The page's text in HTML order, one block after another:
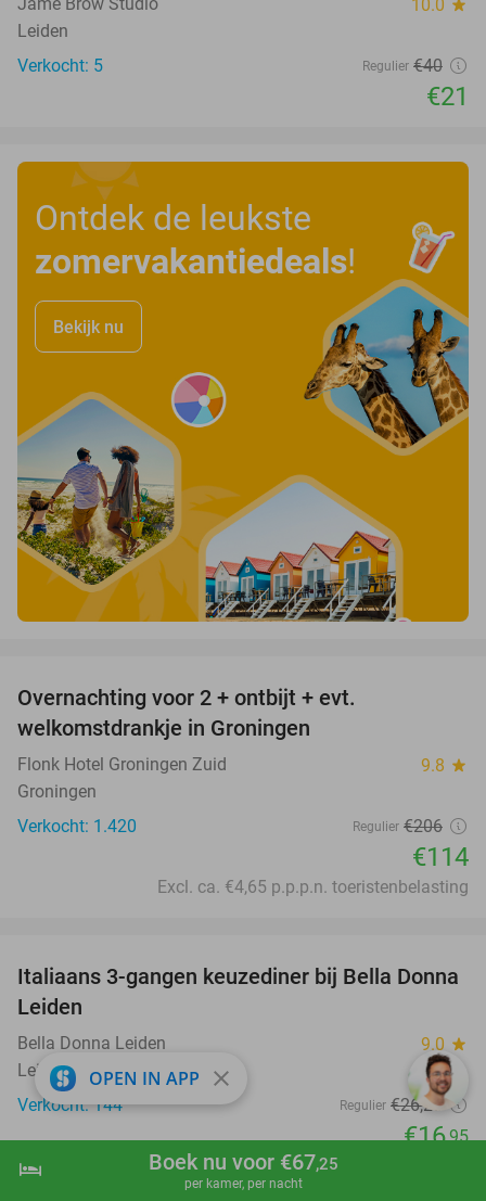
shopping_cart Boek nu
hotel Boek nu voor €67,25
per kamer, per nacht
10.0 star
Leiden
Verkocht: 5
Regulier €40
€21
Ontdek de leukste
zomervakantiedeals!
Bekijk nu
Overnachting voor 2 + ontbijt + evt.
welkomstdrankje in Groningen
Flonk Hotel Groningen Zuid 9.8 star
Groningen
Verkocht: 1.420
Regulier €206
€114
Excl. ca. €4,65 p.p.p.n. toeristenbelasting
35%
Italiaans 3-gangen keuzediner bij Bella Donna
Leiden
Bella Donna Leiden 9.0 star
Leiden
Verkocht: 144
Regulier €26,20
€16,95
OPEN IN APP close